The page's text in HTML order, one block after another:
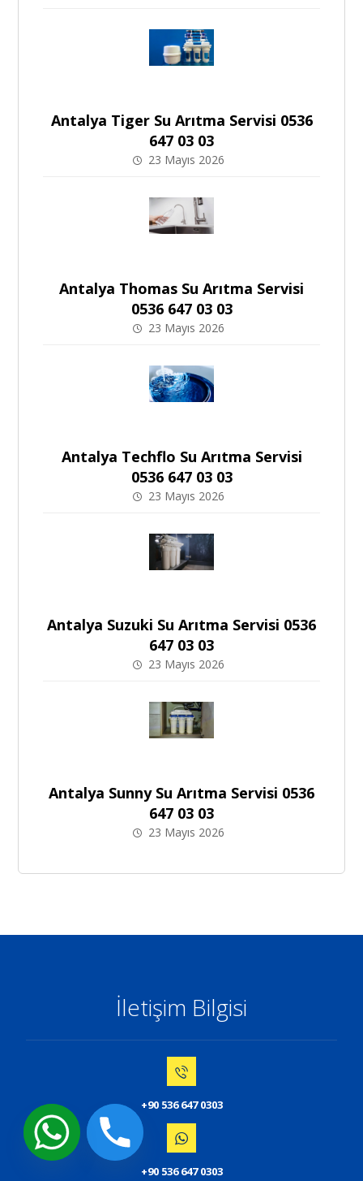
Antalya Tiger Su Arıtma Servisi 0536
647 03 03
23 Mayıs 2026
Antalya Thomas Su Arıtma Servisi
0536 647 03 03
23 Mayıs 2026
Antalya Techflo Su Arıtma Servisi
0536 647 03 03
23 Mayıs 2026
Antalya Suzuki Su Arıtma Servisi 0536
647 03 03
23 Mayıs 2026
Antalya Sunny Su Arıtma Servisi 0536
647 03 03
23 Mayıs 2026
İletişim Bilgisi
+90 536 647 0303
+90 536 647 0303